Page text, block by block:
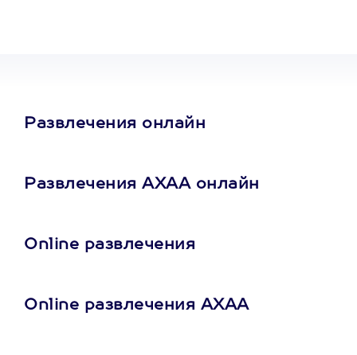
Развлечения онлайн
Развлечения АХАА онлайн
Online развлечения
Online развлечения АХАА